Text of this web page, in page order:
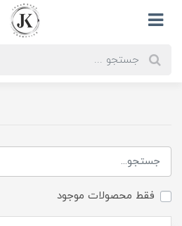
فقط محصولات موجود